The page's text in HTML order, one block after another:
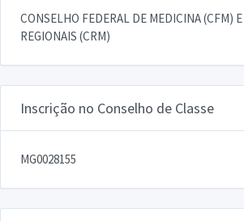
CONSELHO FEDERAL DE MEDICINA (CFM)
REGIONAIS (CRM)
Inscrição no Conselho de Classe
MG0028155